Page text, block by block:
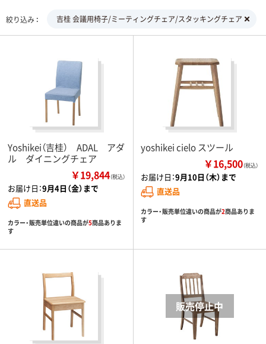
絞り込み 吉桂 会議用椅子/ミーティングチェア/スタッキングチェア
Yoshikei（吉桂） ADAL アダ
ル ダイニングチェア
￥19,844（税込）
お届け日：9月4日（金）まで
直送品
カラー・販売単位違いの商品が5商品ありま
す
yoshikei cielo スツール
￥16,500（税込）
お届け日：9月10日（木）まで
直送品
カラー・販売単位違いの商品が2商品ありま
す